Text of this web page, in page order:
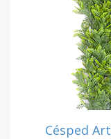
Césped